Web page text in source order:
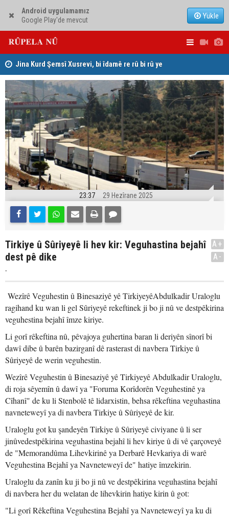
Android uygulamamız
Google Play'de mevcut
Yükle
Jina Kurd Şemsî Xusrevi, bi îdamê re rû bi rû ye
hewldana
23:37 29 Hezîrane 2025
Tirkiye û Sûriyeyê li hev kir: Veguhastina bejahî
dest pê dike
.
A+
A-
Wezîrê Veguhestin û Binesaziyê yê TirkiyeyêAbdulkadir Uraloglu
ragihand ku wan li gel Sûriyeyê rekeftinek ji bo ji nû ve destpêkirina
veguhestina bejahî îmze kiriye.
Li gorî rêkeftina nû, pêvajoya guhertina baran li deriyên sînorî bi
dawî dibe û barên bazirganî dê rasterast di navbera Tirkiye û
Sûriyeyê de werin veguhestin.
Wezîrê Veguhestin û Binesaziyê yê Tirkiyeyê Abdulkadir Uraloglu,
di roja sêyemîn û dawî ya "Foruma Korîdorên Veguhestinê ya
Cîhanî" de ku li Stenbolê tê lidarxistin, behsa rêkeftina veguhastina
navneteweyî ya di navbera Tirkiye û Sûriyeyê de kir.
Uraloglu got ku şandeyên Tirkiye û Sûriyeyê civiyane û li ser
jinûvedestpêkirina veguhastina bejahî li hev kiriye û di vê çarçoveyê
de "Memorandûma Lihevkirinê ya Derbarê Hevkariya di warê
Veguhestina Bejahî ya Navneteweyî de" hatiye îmzekirin.
Uraloglu da zanîn ku ji bo ji nû ve destpêkirina veguhastina bejahî
di navbera her du welatan de lihevkirin hatiye kirin û got:
"Li gorî Rêkeftina Veguhestina Bejahî ya Navneteweyî ya ku di